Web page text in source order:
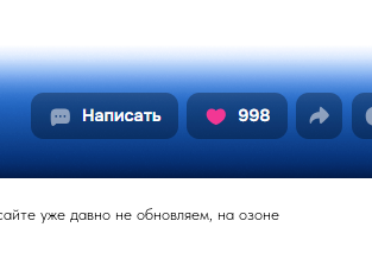
уже давно не обновляем, на озоне